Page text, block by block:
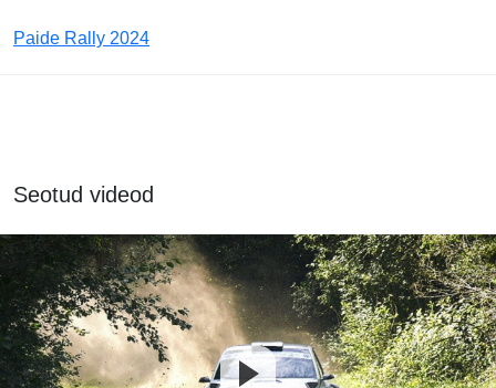
Paide Rally 2024
Seotud videod